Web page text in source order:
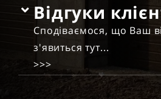
Відгуки
Сподіваємося, що Ваш
з'явиться тут...
>>>